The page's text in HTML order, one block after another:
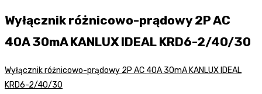
Wyłącznik różnicowo-prądowy 2P AC
40A 30mA KANLUX IDEAL KRD6-2/40/30
Wyłącznik różnicowo-prądowy 2P AC 40A 30mA KANLUX IDEAL
KRD6-2/40/30